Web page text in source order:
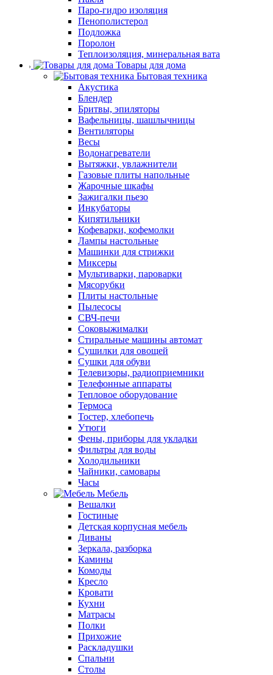
Паро-гидро изоляция
Пенополистерол
Подложка
Поролон
Теплоизоляция, минеральная вата
Товары для дома
Бытовая техника
Акустика
Блендер
Бритвы, эпиляторы
Вафельницы, шашлычницы
Вентиляторы
Весы
Водонагреватели
Вытяжки, увлажнители
Газовые плиты напольные
Жарочные шкафы
Зажигалки пьезо
Инкубаторы
Кипятильники
Кофеварки, кофемолки
Лампы настольные
Машинки для стрижки
Миксеры
Мультиварки, пароварки
Мясорубки
Плиты настольные
Пылесосы
СВЧ-печи
Соковыжималки
Стиральные машины автомат
Сушилки для овощей
Сушки для обуви
Телевизоры, радиоприемники
Телефонные аппараты
Тепловое оборудование
Термоса
Тостер, хлебопечь
Утюги
Фены, приборы для укладки
Фильтры для воды
Холодильники
Чайники, самовары
Часы
Мебель
Вешалки
Гостиные
Детская корпусная мебель
Диваны
Зеркала, разборка
Камины
Комоды
Кресло
Кровати
Кухни
Матрасы
Полки
Прихожие
Раскладушки
Спальни
Столы